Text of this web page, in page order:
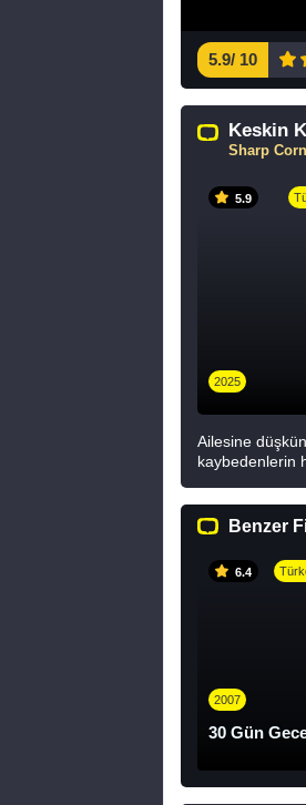
5.9/ 10
Keskin
Sharp
5.9
2025
Ailesine
kaybedenlerin
Benzer
6.4
2007
30 Gün